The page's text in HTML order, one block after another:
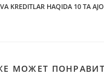
KREDITLAR HAQIDA 10 TA
МОЖЕТ